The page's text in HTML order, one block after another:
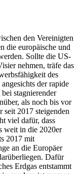
den Vereinigten
die europäische und
Sollte die US-
neh­men, träfe das
des
der rapide
stagnierender
als noch bis vor
seit 2017 steigenden
viel dafür, dass
weit in die 2020er
2017 mit
an die Europäer
Dafür
Erdgas entstammt